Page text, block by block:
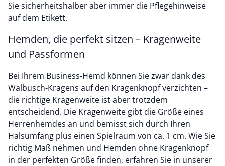
Sie sicherheitshalber aber immer die Pflegehinweise
auf dem Etikett.
Hemden, die perfekt sitzen – Kragenweite
und Passformen
Bei Ihrem Business-Hemd können Sie zwar dank des
Walbusch-Kragens auf den Kragenknopf verzichten –
die richtige Kragenweite ist aber trotzdem
entscheidend. Die Kragenweite gibt die Größe eines
Herrenhemdes an und bemisst sich durch Ihren
Halsumfang plus einen Spielraum von ca. 1 cm. Wie Sie
richtig Maß nehmen und Hemden ohne Kragenknopf
in der perfekten Größe finden, erfahren Sie in unserer